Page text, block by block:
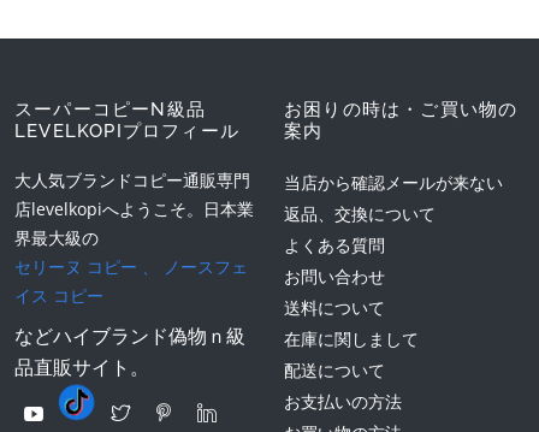
スーパーコピーN級品
LEVELKOPIプロフィール
大人気ブランドコピー通販専門
店levelkopiへようこそ。日本業
界最大級の
セリーヌ コピー 、
ノースフェ
イス コピー
などハイブランド偽物ｎ級
品直販サイト。
お困りの時は・ご買い物の
案内
当店から確認メールが来ない
返品、交換について
よくある質問
お問い合わせ
送料について
在庫に関しまして
配送について
お支払いの方法